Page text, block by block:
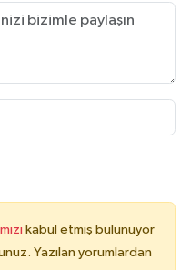
kabul etmiş bulunuyor
Yazılan yorumlardan